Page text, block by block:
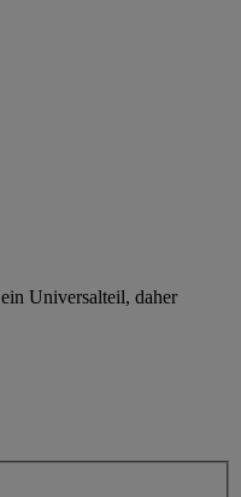
Universalteil, daher